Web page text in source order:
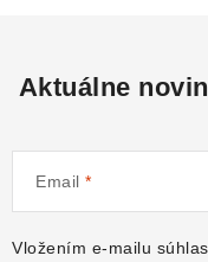
Aktuálne
Email
Vložením e-mailu